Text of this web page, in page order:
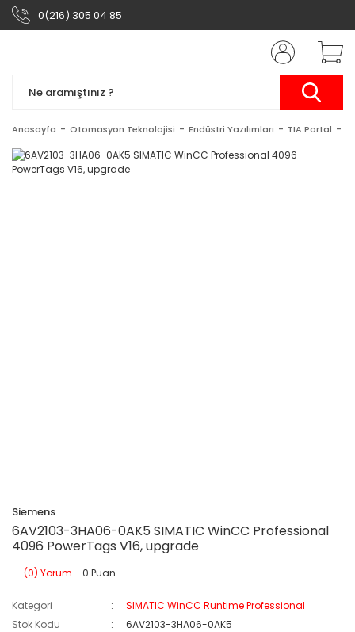
0(216) 305 04 85
Anasayfa Otomasyon Teknolojisi Endüstri Yazılımları TIA Portal
Siemens
6AV2103-3HA06-0AK5 SIMATIC WinCC Professional
4096 PowerTags V16, upgrade
(0) Yorum - 0 Puan
Kategori
SIMATIC WinCC Runtime Professional
Stok Kodu
6AV2103-3HA06-0AK5